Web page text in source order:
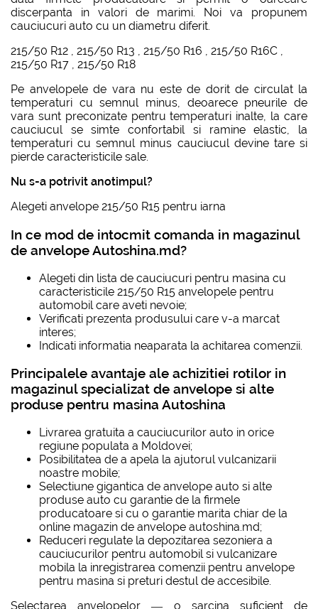
discerpanta in valori de marimi. Noi va propunem
cauciucuri auto cu un diametru diferit.
215/50 R12 , 215/50 R13 , 215/50 R16 , 215/50 R16C ,
215/50 R17 , 215/50 R18
Pe anvelopele de vara nu este de dorit de circulat la
temperaturi cu semnul minus, deoarece pneurile de
vara sunt preconizate pentru temperaturi inalte, la care
cauciucul se simte confortabil si ramine elastic, la
temperaturi cu semnul minus cauciucul devine tare si
pierde caracteristicile sale.
Nu s-a potrivit anotimpul?
Alegeti anvelope 215/50 R15 pentru iarna
In ce mod de intocmit comanda in magazinul
de anvelope Autoshina.md?
Alegeti din lista de cauciucuri pentru masina cu
caracteristicile 215/50 R15 anvelopele pentru
automobil care aveti nevoie;
Verificati prezenta produsului care v-a marcat
interes;
Indicati informatia neaparata la achitarea comenzii.
Principalele avantaje ale achizitiei rotilor in
magazinul specializat de anvelope si alte
produse pentru masina Autoshina
Livrarea gratuita a cauciucurilor auto in orice
regiune populata a Moldovei;
Posibilitatea de a apela la ajutorul vulcanizarii
noastre mobile;
Selectiune gigantica de anvelope auto si alte
produse auto cu garantie de la firmele
producatoare si cu o garantie marita chiar de la
online magazin de anvelope autoshina.md;
Reduceri regulate la depozitarea sezoniera a
cauciucurilor pentru automobil si vulcanizare
mobila la inregistrarea comenzii pentru anvelope
pentru masina si preturi destul de accesibile.
Selectarea anvelopelor — o sarcina suficient de